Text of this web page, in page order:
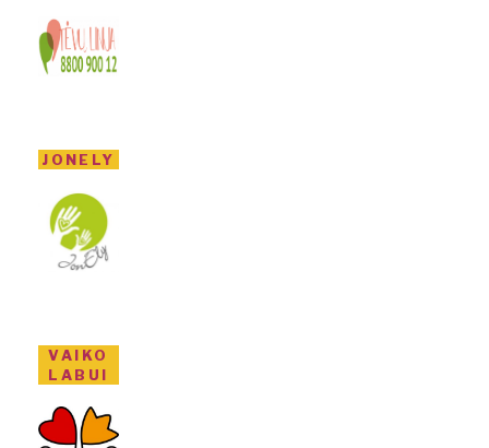
JONELY
VAIKO
LABUI